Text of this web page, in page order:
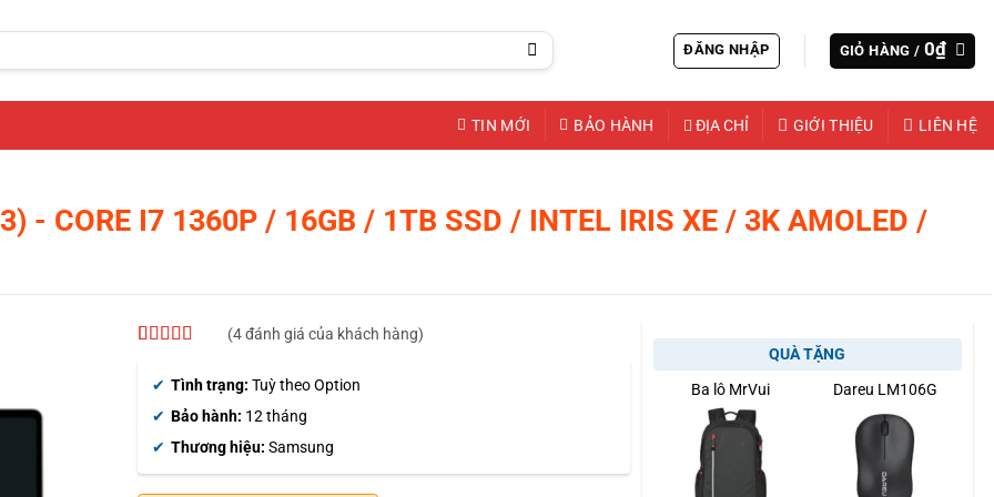
ĐĂNG NHẬP GIỎ HÀNG / 0₫
TIN MỚI BẢO HÀNH ĐỊA CHỈ GIỚI THIỆU LIÊN HỆ
- CORE I7 1360P / 16GB / 1TB SSD / INTEL IRIS XE / 3K AMOLED /
dựa trên
đánh giá
(4đánh giá của khách hàng)
Tình trạng: Tuỳ theo Option
Bảo hành: 12 tháng
Thương hiệu: Samsung
QUÀ TẶNG
Ba lô MrVui
Dareu LM106G